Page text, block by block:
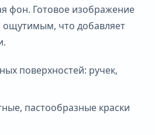
фон. Готовое изображение
ощутимым, что добавляет
поверхностей: ручек,
пастообразные краски